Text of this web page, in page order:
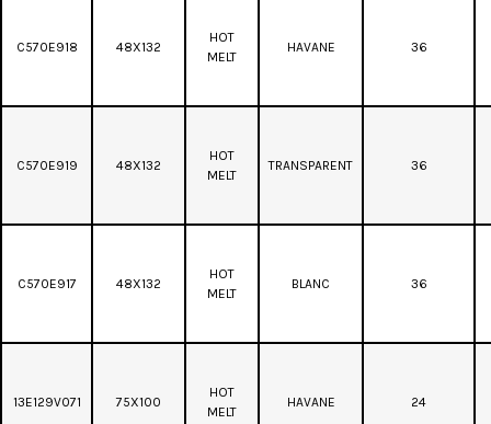
C570E918 48X132
HOT
MELT
HAVANE 36
C570E919 48X132
HOT
MELT
TRANSPARENT 36
C570E917 48X132
HOT
MELT
BLANC 36
13E129V071 75X100
HOT
MELT
HAVANE 24